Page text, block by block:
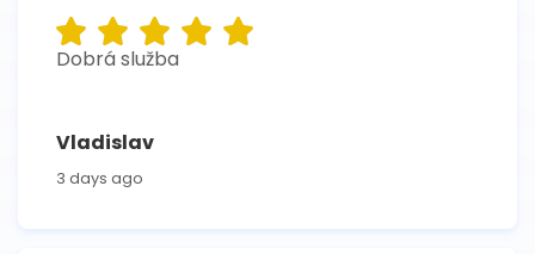
Dobrá služba
Vladislav
3 days ago